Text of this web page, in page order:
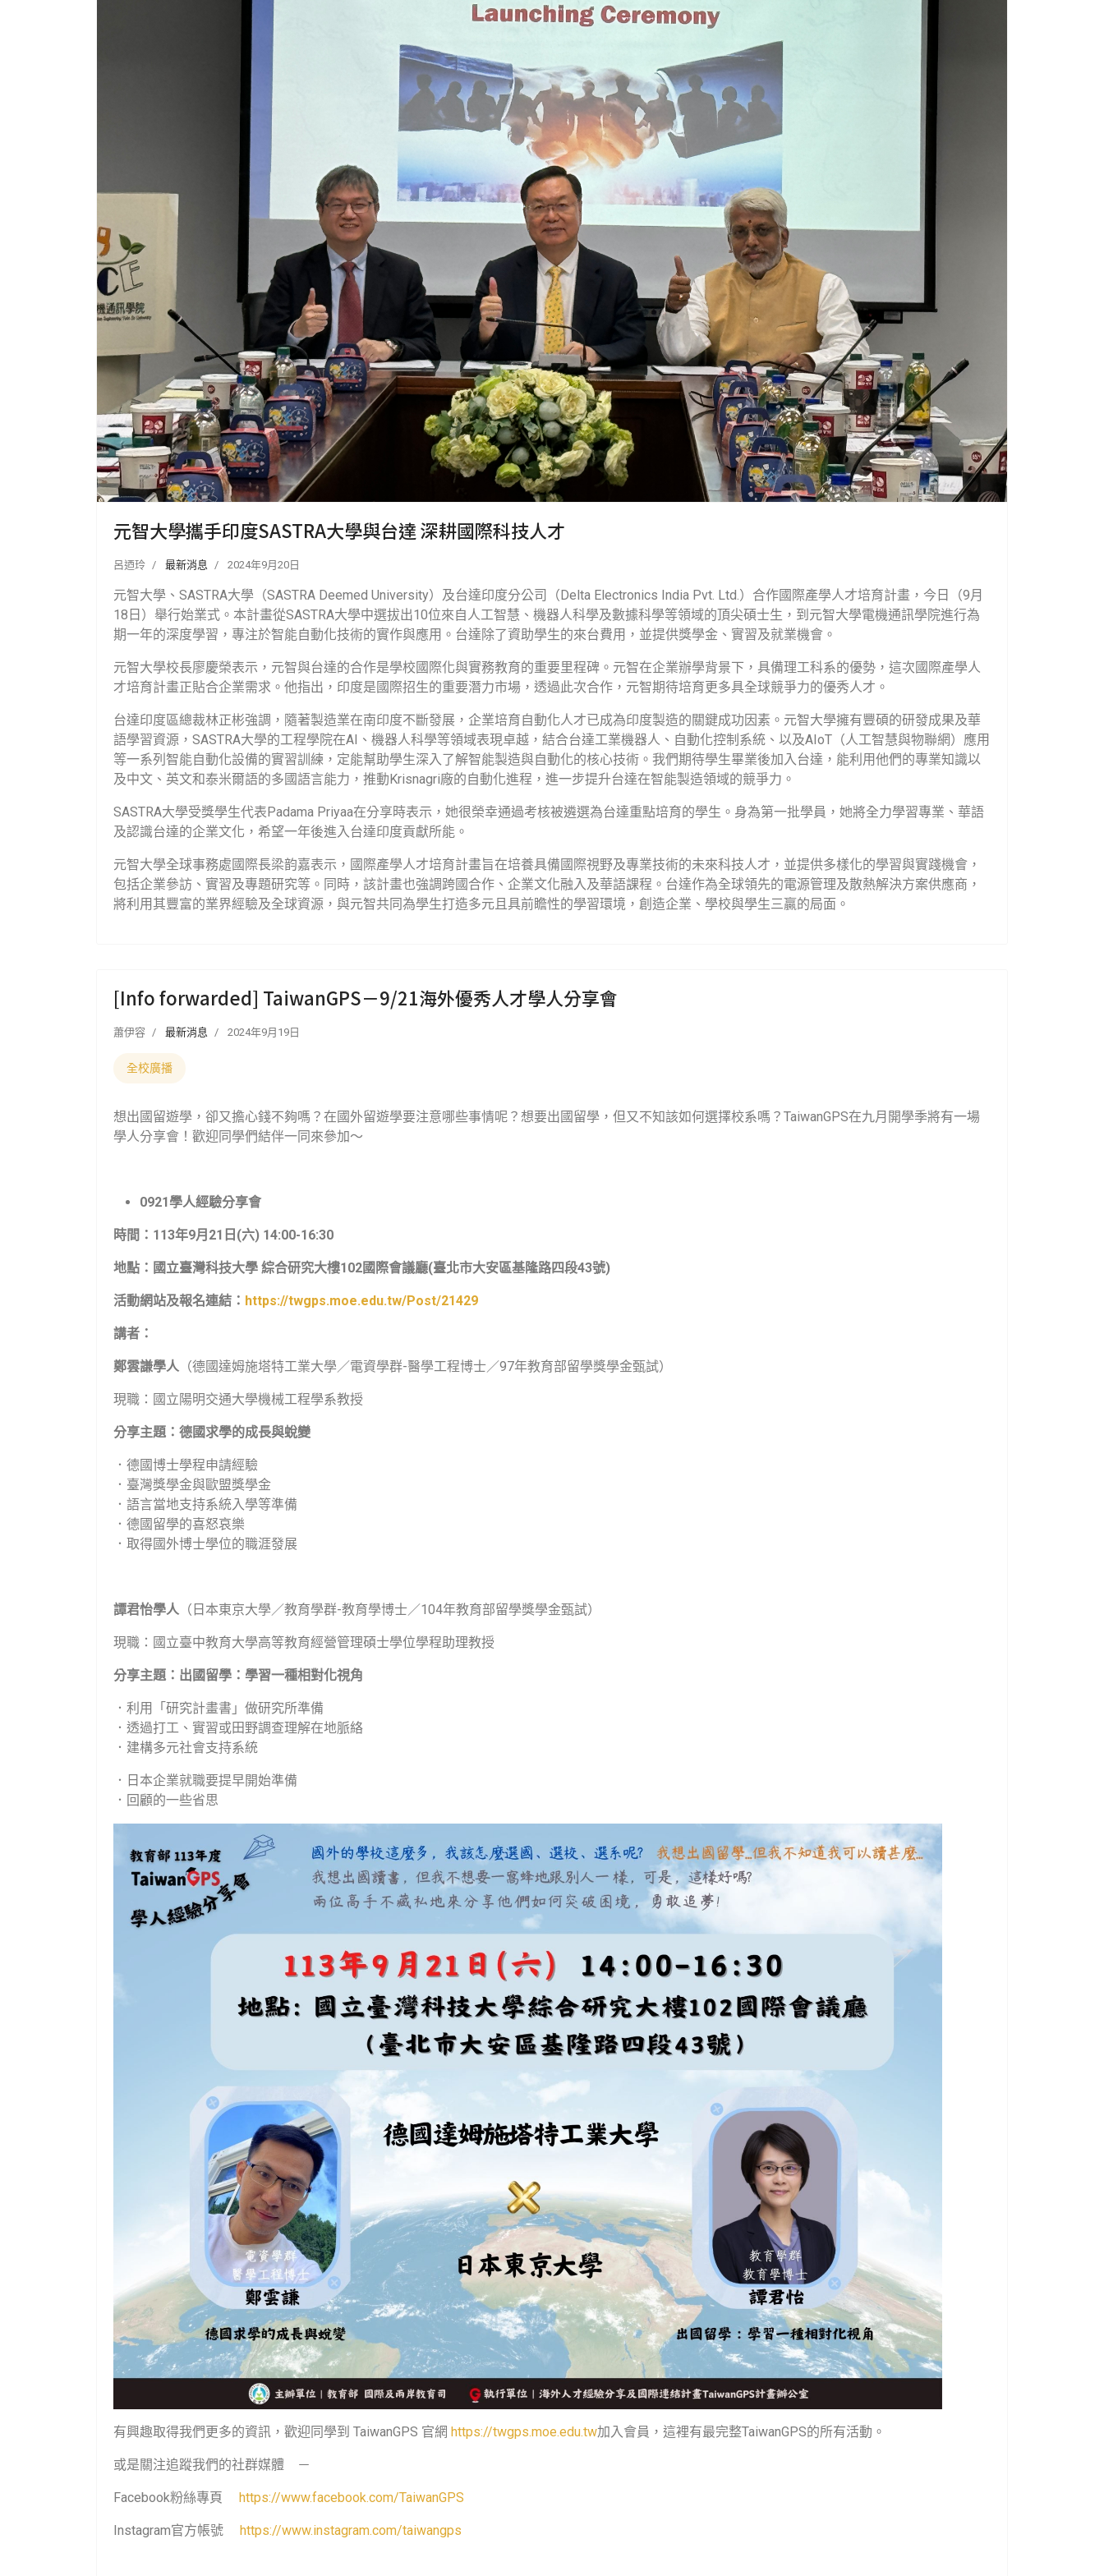
元智大學攜手印度SASTRA大學與台達 深耕國際科技人才
呂迺玲 最新消息 2024年9月20日
元智大學、 SASTRA大學（SASTRA Deemed University）及台達印度分公司（Delta Electronics India Pvt. Ltd.）合作國際產學人才培育計畫，今日（9月
18 日）舉行始業式。本計畫從SASTRA大學中選拔出10位來自人工智慧、機器人科學及數據科學等領域的頂尖碩士生，到元智大學電機通訊學院進行為
期一年的深度學習，專注於智能自動化技術的實作與應用。台達除了資助學生的來台費用，並提供獎學金、實習及就業機會。
元智大學校長廖慶榮表示，元智與台達的合作是學校國際化與實務教育的重要里程碑。元智在企業辦學背景下，具備理工科系的優勢，這次國際產學人
才培育計畫正貼合企業需求。他指出，印度是國際招生的重要潛力市場，透過此次合作，元智期待培育更多具全球競爭力的優秀人才。
台達印度區總裁林正彬強調，隨著製造業在南印度不斷發展，企業培育自動化人才已成為印度製造的關鍵成功因素。元智大學擁有豐碩的研發成果及華
語學習資源， SASTRA大學的工程學院在AI 、機器人科學等領域表現卓越，結合台達工業機器人、自動化控制系統、以及AIoT （人工智慧與物聯網）應用
等一系列智能自動化設備的實習訓練，定能幫助學生深入了解智能製造與自動化的核心技術。我們期待學生畢業後加入台達，能利用他們的專業知識以
及中文、英文和泰米爾語的多國語言能力，推動Krisnagri廠的自動化進程，進一步提升台達在智能製造領域的競爭力。
SASTRA大學受獎學生代表Padama Priyaa在分享時表示，她很榮幸通過考核被遴選為台達重點培育的學生。身為第一批學員，她將全力學習專業、華語
及認識台達的企業文化，希望一年後進入台達印度貢獻所能。
元智大學全球事務處國際長梁韵嘉表示，國際產學人才培育計畫旨在培養具備國際視野及專業技術的未來科技人才，並提供多樣化的學習與實踐機會，
包括企業參訪、實習及專題研究等。同時，該計畫也強調跨國合作、企業文化融入及華語課程。台達作為全球領先的電源管理及散熱解決方案供應商，
將利用其豐富的業界經驗及全球資源，與元智共同為學生打造多元且具前瞻性的學習環境，創造企業、學校與學生三贏的局面。
[Info forwarded] TaiwanGPS－9/21海外優秀人才學人分享會
蕭伊容 最新消息 2024年9月19日
全校廣播
想出國留遊學，卻又擔心錢不夠嗎？在國外留遊學要注意哪些事情呢？想要出國留學，但又不知該如何選擇校系嗎？ TaiwanGPS在九月開學季將有一場
學人分享會！歡迎同學們結伴一同來參加～
0921學人經驗分享會
時間： 113年9月 21 日 (六) 14:00-16:30
地點：國立臺灣科技大學 綜合研究大樓102國際會議廳(臺北市大安區基隆路四段43號)
活動網站及報名連結： https://twgps.moe.edu.tw/Post/21429
講者：
鄭雲謙學人 （德國達姆施塔特工業大學／電資學群-醫學工程博士／97年教育部留學獎學金甄試）
現職：國立陽明交通大學機械工程學系教授
分享主題：德國求學的成長與蛻變
．德國博士學程申請經驗
．臺灣獎學金與歐盟獎學金
．語言當地支持系統入學等準備
．德國留學的喜怒哀樂
．取得國外博士學位的職涯發展
譚君怡學人 （日本東京大學／教育學群-教育學博士／104年教育部留學獎學金甄試）
現職：國立臺中教育大學高等教育經營管理碩士學位學程助理教授
分享主題：出國留學：學習一種相對化視角
．利用「研究計畫書」做研究所準備
．透過打工、實習或田野調查理解在地脈絡
．建構多元社會支持系統
．日本企業就職要提早開始準備
．回顧的一些省思
有興趣取得我們更多的資訊，歡迎同學到 TaiwanGPS 官網 https://twgps.moe.edu.tw加入會員，這裡有最完整TaiwanGPS的所有活動。
或是關注追蹤我們的社群媒體 －
Facebook粉絲專頁 https://www.facebook.com/TaiwanGPS
Instagram官方帳號 https://www.instagram.com/taiwangps